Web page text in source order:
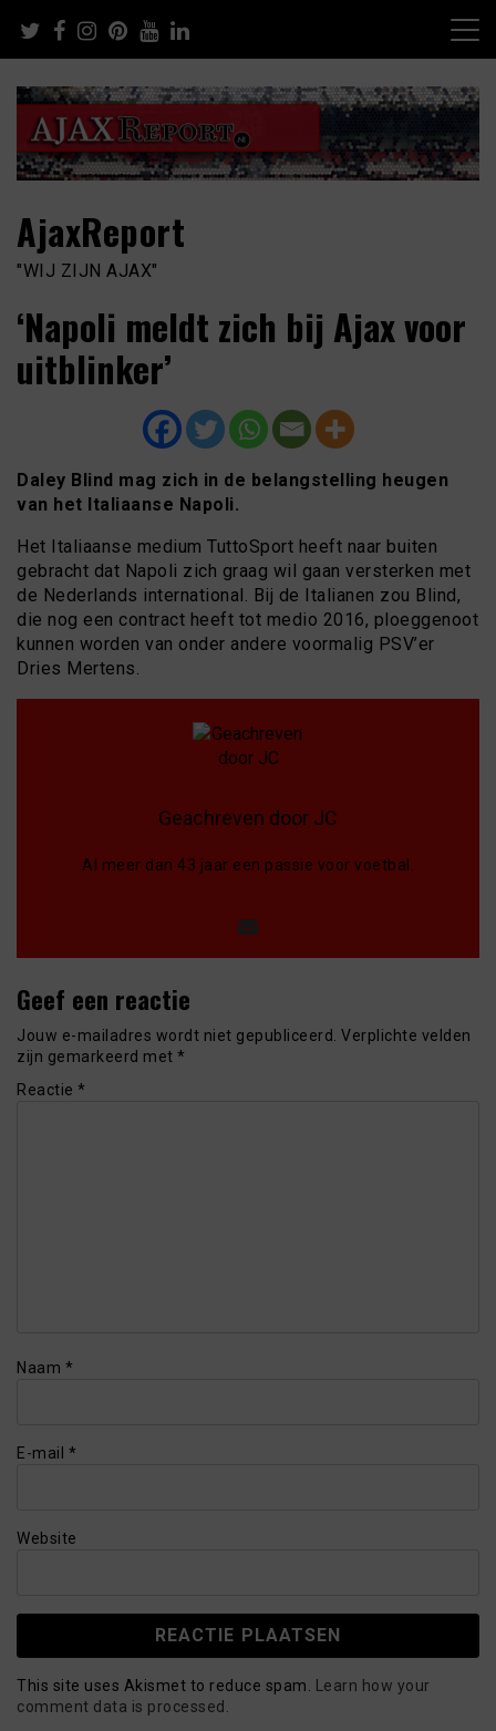
content
AjaxReport
"WIJ ZIJN AJAX"
‘Napoli meldt zich bij Ajax voor
uitblinker’
Daley Blind mag zich in de belangstelling heugen
van het Italiaanse Napoli.
Het Italiaanse medium TuttoSport heeft naar buiten
gebracht dat Napoli zich graag wil gaan versterken met
de Nederlands international. Bij de Italianen zou Blind,
die nog een contract heeft tot medio 2016, ploeggenoot
kunnen worden van onder andere voormalig PSV’er
Dries Mertens.
Geachreven door JC
Al meer dan 43 jaar een passie voor voetbal.
Geef een reactie
Jouw e-mailadres wordt niet gepubliceerd. Verplichte velden
zijn gemarkeerd met *
Reactie *
Naam *
E-mail *
Website
This site uses Akismet to reduce spam. Learn how your
comment data is processed.